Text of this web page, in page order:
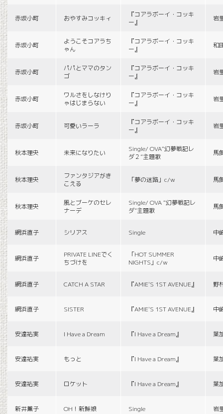
赤坂小町 おやすみコッキィ
『コアラボーイ・コッキ
ー』
岩
赤坂小町
ようこそコアラち
ゃん
『コアラボーイ・コッキ
ー』
和
赤坂小町
パパとママのタン
ゴ
『コアラボーイ・コッキ
ー』
岩
赤坂小町
ワルさをしなけり
ゃはじまらない
『コアラボーイ・コッキ
ー』
岩
赤坂小町 可愛いラーラ
『コアラボーイ・コッキ
ー』
岩
秋本理央 未来になりたい
Single/ OVA“幻夢戦記レ
ダ２”主題歌
馬
秋本理央
ファンタジアがき
こえる
「夢の迷路」c/w 馬
秋本理央
風とブーケのセレ
ナーデ
Single/ OVA “幻夢戦記レ
ダ”主題歌
馬
網浜直子 シリアス Single 中
網浜直子
PRIVATE LINEでく
ちづけを
「HOT SUMMER
NIGHTS」c/w
中
網浜直子 CATCH A STAR 『AMIE'S 1ST AVENUE』 野
網浜直子 SISTER 『AMIE'S 1ST AVENUE』 中
安達祐実 I Have a Dream 『I Have a Dream』 葉
安達祐実 もっと 『I Have a Dream』 葉
安達祐実 ロケット 『I Have a Dream』 葉
新井薫子 OH！新鮮娘 Single 岩